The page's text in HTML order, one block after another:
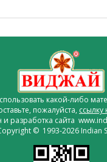
какой-либо
пожалуйста, ссылку
и разработка сайта
© 1993-2026 Indian